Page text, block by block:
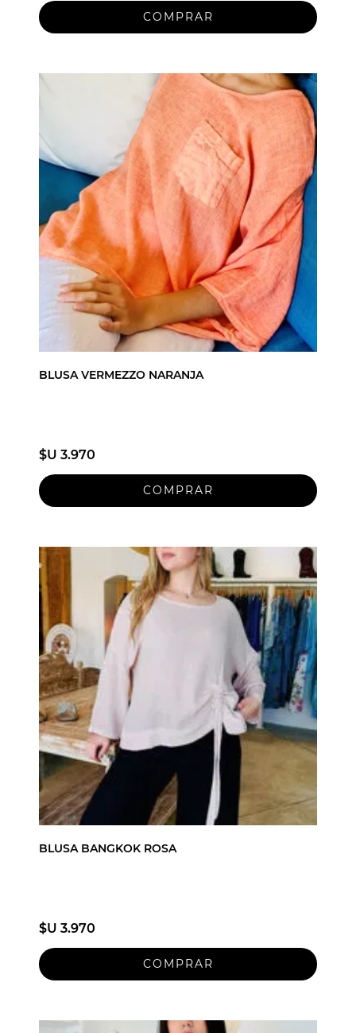
BLUSA VERMEZZO NARANJA
$U 3.970
BLUSA BANGKOK ROSA
$U 3.970